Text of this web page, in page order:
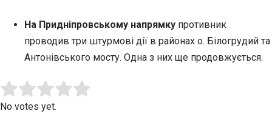
На Придніпровському напрямку противник
проводив три штурмові дії в районах о. Білогрудий та
Антонівського мосту. Одна з них ще продовжується.
Rate this item:
No votes yet.